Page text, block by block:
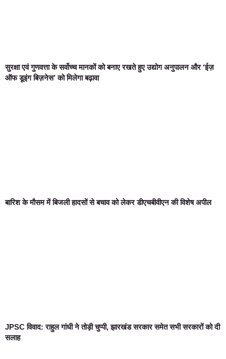
सुरक्षा एवं गुणवत्ता के सर्वोच्च मानकों को बनाए रखते हुए उद्योग अनुपालन और ‘ईज़
ऑफ डूइंग बिज़नेस’ को मिलेगा बढ़ावा
बारिश के मौसम में बिजली हादसों से बचाव को लेकर डीएचबीवीएन की विशेष अपील
JPSC विवाद: राहुल गांधी ने तोड़ी चुप्पी, झारखंड सरकार समेत सभी सरकारों को दी
सलाह